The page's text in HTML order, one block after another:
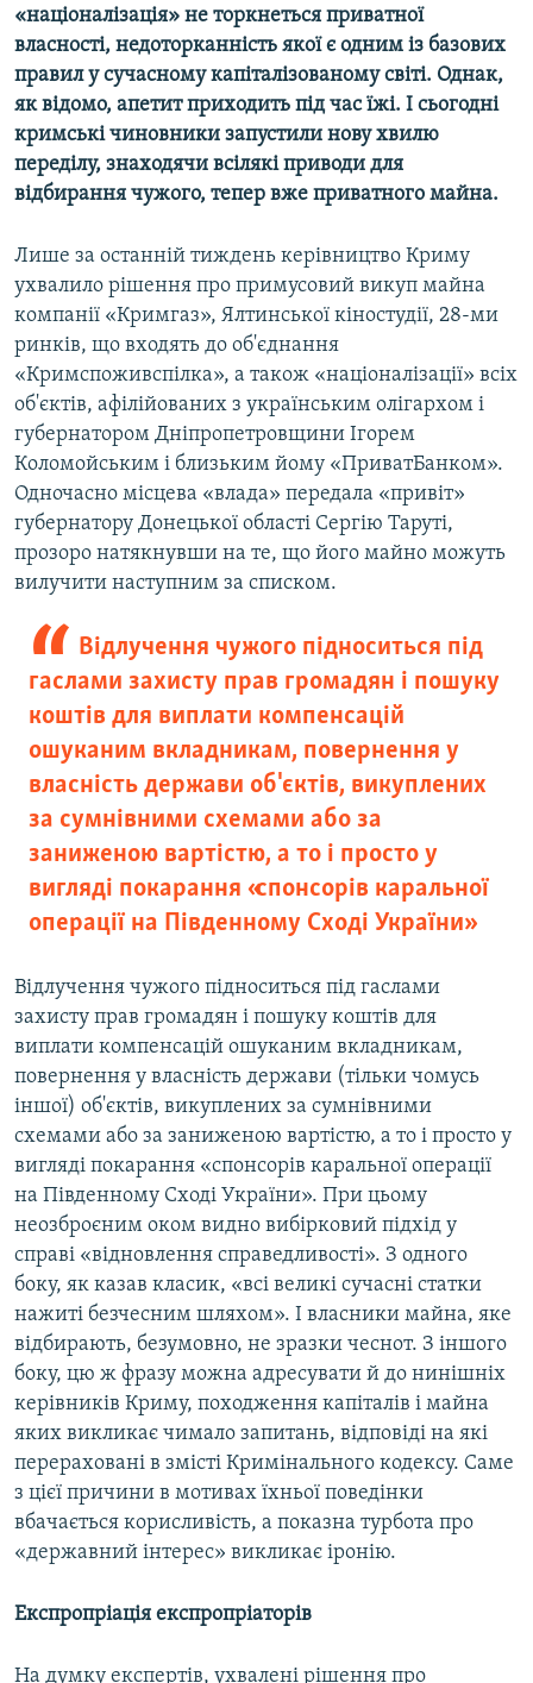
«націоналізація» не торкнеться приватної
власності, недоторканність якої є одним із базових
правил у сучасному капіталізованому світі. Однак,
як відомо, апетит приходить під час їжі. І сьогодні
кримські чиновники запустили нову хвилю
переділу, знаходячи всілякі приводи для
відбирання чужого, тепер вже приватного майна.
Лише за останній тиждень керівництво Криму
ухвалило рішення про примусовий викуп майна
компанії «Кримгаз», Ялтинської кіностудії, 28-ми
ринків, що входять до об'єднання
«Кримспоживспілка», а також «націоналізації» всіх
об'єктів, афілійованих з українським олігархом і
губернатором Дніпропетровщини Ігорем
Коломойським і близьким йому «ПриватБанком».
Одночасно місцева «влада» передала «привіт»
губернатору Донецької області Сергію Таруті,
прозоро натякнувши на те, що його майно можуть
вилучити наступним за списком.
Відлучення чужого підноситься під
гаслами захисту прав громадян і пошуку
коштів для виплати компенсацій
ошуканим вкладникам, повернення у
власність держави об'єктів, викуплених
за сумнівними схемами або за
заниженою вартістю, а то і просто у
вигляді покарання «спонсорів каральної
операції на Південному Сході України»
Відлучення чужого підноситься під гаслами
захисту прав громадян і пошуку коштів для
виплати компенсацій ошуканим вкладникам,
повернення у власність держави (тільки чомусь
іншої) об'єктів, викуплених за сумнівними
схемами або за заниженою вартістю, а то і просто у
вигляді покарання «спонсорів каральної операції
на Південному Сході України». При цьому
неозброєним оком видно вибірковий підхід у
справі «відновлення справедливості». З одного
боку, як казав класик, «всі великі сучасні статки
нажиті безчесним шляхом». І власники майна, яке
відбирають, безумовно, не зразки чеснот. З іншого
боку, цю ж фразу можна адресувати й до нинішніх
керівників Криму, походження капіталів і майна
яких викликає чимало запитань, відповіді на які
перераховані в змісті Кримінального кодексу. Саме
з цієї причини в мотивах їхньої поведінки
вбачається корисливість, а показна турбота про
«державний інтерес» викликає іронію.
Експропріація експропріаторів
На думку експертів, ухвалені рішення про